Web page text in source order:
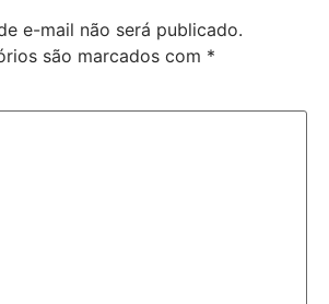
e-mail não será publicado.
são marcados com *